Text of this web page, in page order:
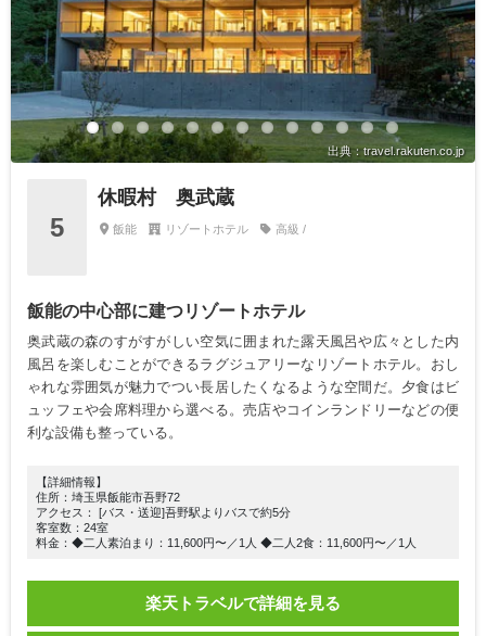
出典：travel.rakuten.co.jp
5
休暇村 奥武蔵
飯能 リゾートホテル 高級 /
飯能の中心部に建つリゾートホテル
奥武蔵の森のすがすがしい空気に囲まれた露天風呂や広々とした内
風呂を楽しむことができるラグジュアリーなリゾートホテル。おし
ゃれな雰囲気が魅力でつい長居したくなるような空間だ。夕食はビ
ュッフェや会席料理から選べる。売店やコインランドリーなどの便
利な設備も整っている。
【詳細情報】
住所：埼玉県飯能市吾野72
アクセス： [バス・送迎]吾野駅よりバスで約5分
客室数：24室
料金：◆二人素泊まり：11,600円〜／1人 ◆二人2食：11,600円〜／1人
楽天トラベルで詳細を見る